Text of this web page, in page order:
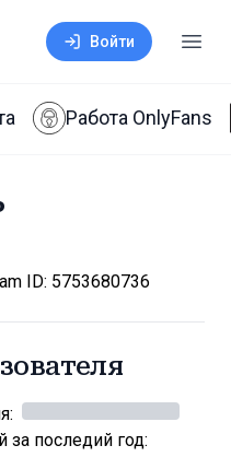
Войти
Работа OnlyFans
ID: 5753680736
за последий год: